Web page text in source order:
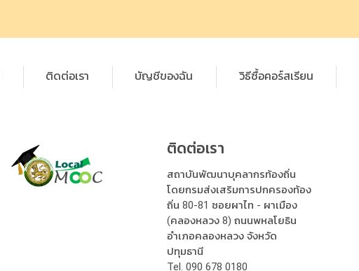
ติดต่อเรา บัญชีของฉัน วิธีซื้อคอร์สเรียน
ติดต่อเรา
สถาบันพัฒนาบุคลากรท้องถิ่น
โดยกรมส่งเสริมการปกครองท้อง
ถิ่น 80-81 ซอยผาไท - ผาเมือง
(คลองหลวง 8) ถนนพหลโยธิน
อำเภอคลองหลวง จังหวัด
ปทุมธานี
Tel.090 678 0180